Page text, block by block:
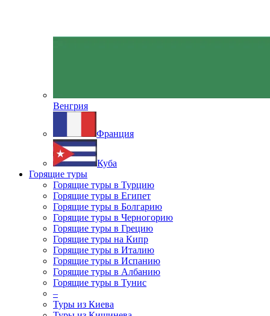
Венгрия
Франция
Куба
Горящие туры
Горящие туры в Турцию
Горящие туры в Египет
Горящие туры в Болгарию
Горящие туры в Черногорию
Горящие туры в Грецию
Горящие туры на Кипр
Горящие туры в Италию
Горящие туры в Испанию
Горящие туры в Албанию
Горящие туры в Тунис
–
Туры из Киева